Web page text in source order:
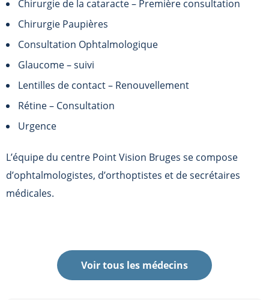
Chirurgie de la cataracte – Première consultation
Chirurgie Paupières
Consultation Ophtalmologique
Glaucome – suivi
Lentilles de contact – Renouvellement
Rétine – Consultation
Urgence
L’équipe du centre Point Vision Bruges se compose
d’ophtalmologistes, d’orthoptistes et de secrétaires
médicales.
Voir tous les médecins